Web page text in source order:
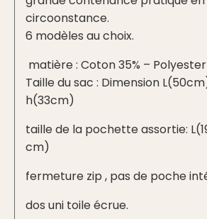
circoonstance.
6 modèles au choix.
matière : Coton 35% – Polyester
Taille du sac : Dimension
h(33cm)
taille de la pochette assortie:
cm)
fermeture zip , pas de poche
dos uni toile écrue.